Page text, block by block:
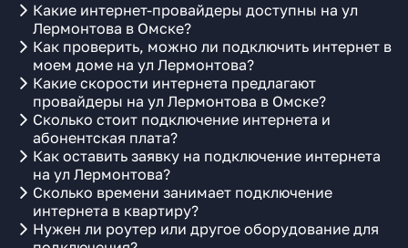
Какие интернет-провайдеры доступны на ул
Лермонтова в Омске?
Как проверить, можно ли подключить интернет в
моем доме на ул Лермонтова?
Какие скорости интернета предлагают
провайдеры на ул Лермонтова в Омске?
Сколько стоит подключение интернета и
абонентская плата?
Как оставить заявку на подключение интернета
на ул Лермонтова?
Сколько времени занимает подключение
интернета в квартиру?
Нужен ли роутер или другое оборудование для